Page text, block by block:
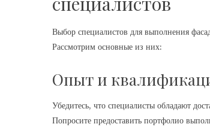
Выбор специалистов для выполнения
Рассмотрим основные из них:
Опыт и
Убедитесь, что специалисты обладают
Попросите предоставить портфолио